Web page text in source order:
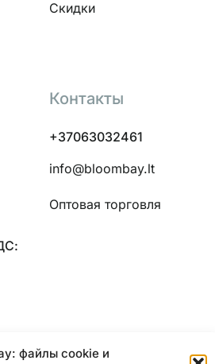
файлы cookie и
Скидки
Контакты
+37063032461
info@bloombay.lt
Оптовая торговля